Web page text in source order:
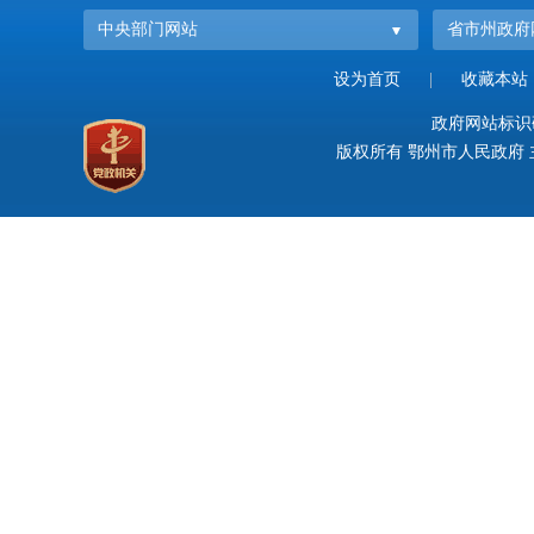
中央部门网站 省市州政府
设为首页 收藏本站
政府网站标
版权所有 鄂州市人民政府